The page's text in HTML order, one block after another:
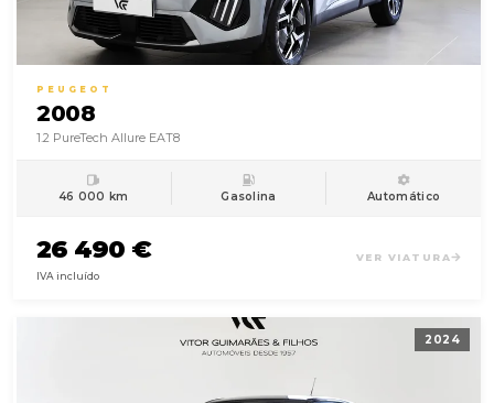
PEUGEOT
2008
1.2 PureTech Allure EAT8
46 000 km Gasolina Automático
26 490 €
IVA incluído
VER VIATURA
2024